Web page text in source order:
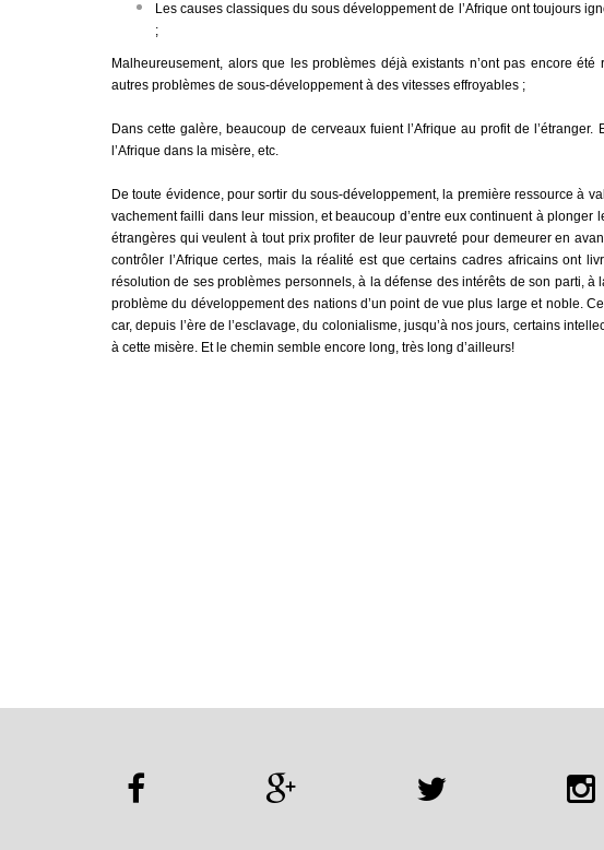
Les causes classiques du sous développement de l’Afrique ont toujours
;
Malheureusement, alors que les problèmes déjà existants n’ont pas encore
autres problèmes de sous-développement à des vitesses effroyables ;
Dans cette galère, beaucoup de cerveaux fuient l’Afrique au profit de
l’Afrique dans la misère, etc.
De toute évidence, pour sortir du sous-développement, la première ressource à
vachement failli dans leur mission, et beaucoup d’entre eux continuent à
étrangères qui veulent à tout prix profiter de leur pauvreté pour demeurer en
contrôler l’Afrique certes, mais la réalité est que certains cadres africains ont
résolution de ses problèmes personnels, à la défense des intérêts de son parti,
problème du développement des nations d’un point de vue plus large et noble.
car, depuis l’ère de l’esclavage, du colonialisme, jusqu’à nos jours, certains
à cette misère. Et le chemin semble encore long, très long d’ailleurs!